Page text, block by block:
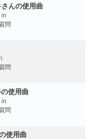
んの使用曲
in
問
問
使用曲
in
問
使用曲